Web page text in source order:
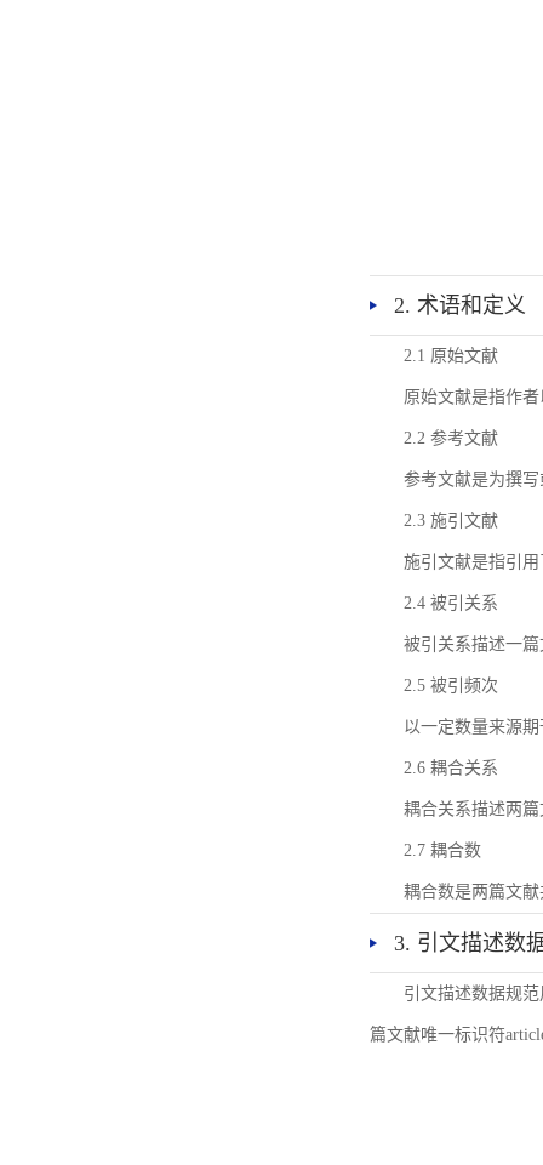
2. 术语和定义
2.1 原始文献
原始文献是指作
2.2 参考文献
参考文献是为撰
2.3 施引文献
施引文献是指引
2.4 被引关系
被引关系描述一
2.5 被引频次
以一定数量来源
2.6 耦合关系
耦合关系描述两
2.7 耦合数
耦合数是两篇文
3. 引文描述数
引文描述数据规
篇文献唯一标识符